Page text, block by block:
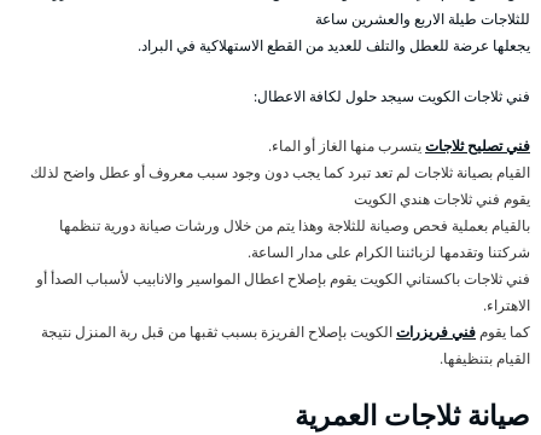
للثلاجات طيلة الاربع والعشرين ساعة
يجعلها عرضة للعطل والتلف للعديد من القطع الاستهلاكية في البراد.
فني ثلاجات الكويت سيجد حلول لكافة الاعطال:
فني تصليح ثلاجاتيتسرب منها الغاز أو الماء.
القيام بصيانة ثلاجات لم تعد تبرد كما يجب دون وجود سبب معروف أو عطل واضح لذلك
يقوم فني ثلاجات هندي الكويت
بالقيام بعملية فحص وصيانة للثلاجة وهذا يتم من خلال ورشات صيانة دورية تنظمها
شركتنا وتقدمها لزبائننا الكرام على مدار الساعة.
فني ثلاجات باكستاني الكويت يقوم بإصلاح اعطال المواسير والانابيب لأسباب الصدأ أو
الاهتراء.
كما يقوم فني فريزراتالكويت بإصلاح الفريزة بسبب ثقبها من قبل ربة المنزل نتيجة
القيام بتنظيفها.
صيانة ثلاجات العمرية